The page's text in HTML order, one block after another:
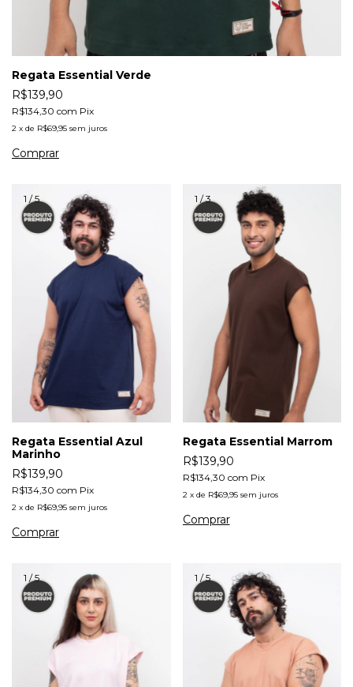
Regata Essential Verde
R$139,90
R$134,30 com Pix
2 x de R$69,95 sem juros
Comprar
1 /5
Regata Essential Azul
Marinho
R$139,90
R$134,30 com Pix
2 x de R$69,95 sem juros
Comprar
1 /3
Regata Essential Marrom
R$139,90
R$134,30 com Pix
2 x de R$69,95 sem juros
Comprar
1 /5 1 /5